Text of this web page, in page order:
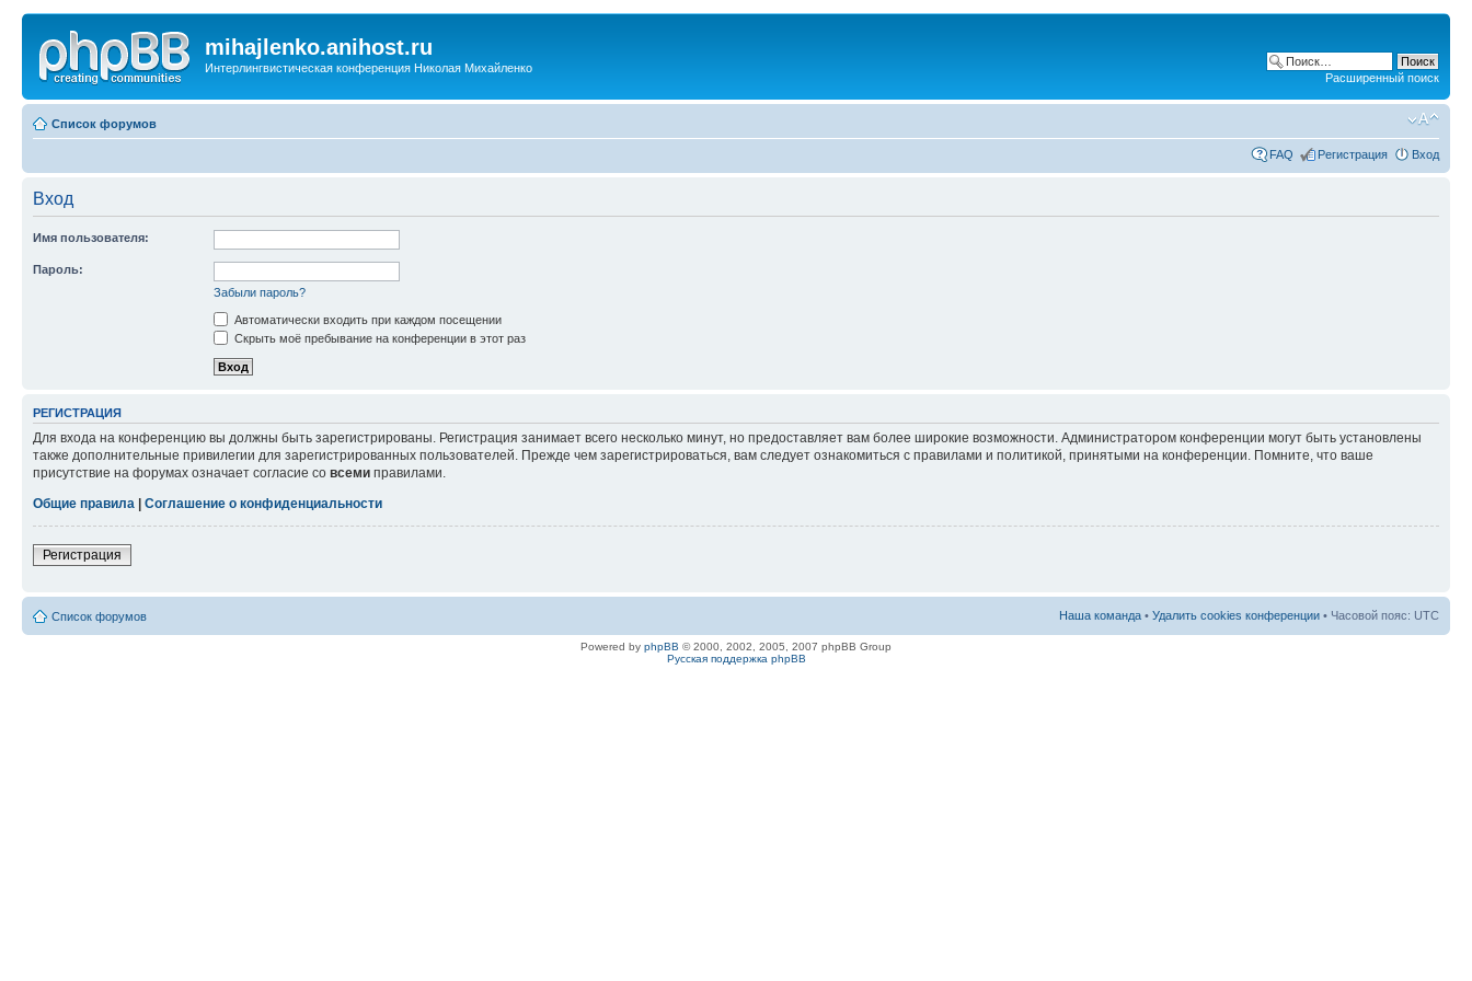
mihajlenko.anihost.ru
Интерлингвистическая конференция Николая Михайленко
Расширенный поиск
Список форумов
FAQ Регистрация Вход
Вход
Имя пользователя:
Пароль:
Забыли пароль?
Автоматически входить при каждом посещении
Скрыть моё пребывание на конференции в этот раз
РЕГИСТРАЦИЯ
Для входа на конференцию вы должны быть зарегистрированы. Регистрация занимает всего несколько минут, но предоставляет вам более широкие возможности. Администратором конференции могут быть установлены
также дополнительные привилегии для зарегистрированных пользователей. Прежде чем зарегистрироваться, вам следует ознакомиться с правилами и политикой, принятыми на конференции. Помните, что ваше
присутствие на форумах означает согласие со всеми правилами.
Общие правила
Соглашение о конфиденциальности
Регистрация
Список форумов Наша команда • Удалить cookies конференции • Часовой пояс: UTC
Powered by phpBB © 2000, 2002, 2005, 2007 phpBB Group
Русская поддержка phpBB